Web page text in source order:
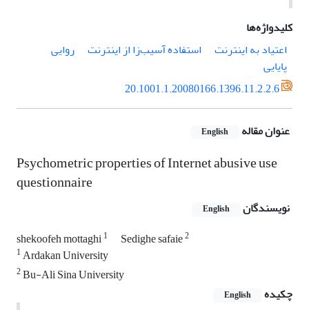
کلیدواژه‌ها
اعتیاد به اینترنت
استفاده آسیب‌زا از اینترنت
روایی
پایایی
20.1001.1.20080166.1396.11.2.2.6
عنوان مقاله English
Psychometric properties of Internet abusive use
questionnaire
نویسندگان English
shekoofeh mottaghi1 Sedighe safaie2
1Ardakan University
2Bu-Ali Sina University
چکیده
English